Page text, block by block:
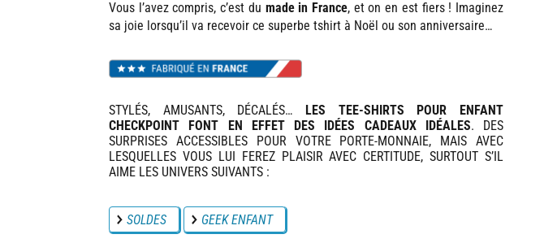
Vous l’avez compris, c’est du made in France, et on en est fiers ! Imaginez
sa joie lorsqu’il va recevoir ce superbe tshirt à Noël ou son anniversaire…
STYLÉS, AMUSANTS, DÉCALÉS…
LES TEE-SHIRTS POUR ENFANT
CHECKPOINT FONT EN EFFET DES IDÉES CADEAUX IDÉALES. DES
SURPRISES ACCESSIBLES POUR VOTRE PORTE-MONNAIE, MAIS AVEC
LESQUELLES VOUS LUI FEREZ PLAISIR AVEC CERTITUDE, SURTOUT S’IL
AIME LES UNIVERS SUIVANTS :
SOLDES GEEK ENFANT